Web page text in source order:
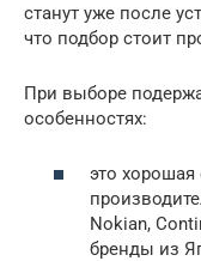
станут уже после
что подбор стоит
При выборе
особенностях:
это
Nokian,
бренды из